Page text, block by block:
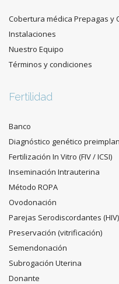
Cobertura médica Prepagas y
Instalaciones
Nuestro Equipo
Términos y condiciones
Fertilidad
Banco
Diagnóstico genético
Fertilización In Vitro (FIV / ICSI)
Inseminación Intrauterina
Método ROPA
Ovodonación
Parejas Serodiscordantes (HIV)
Preservación (vitrificación)
Semendonación
Subrogación Uterina
Donante